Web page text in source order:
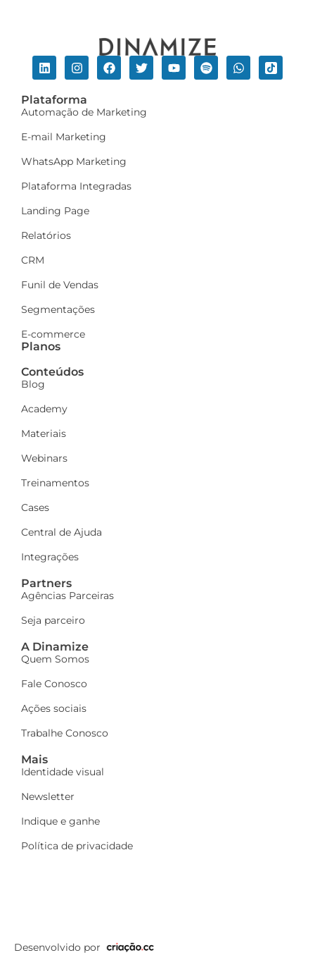
Plataforma
Automação de Marketing
E-mail Marketing
WhatsApp Marketing
Plataforma Integradas
Landing Page
Relatórios
CRM
Funil de Vendas
Segmentações
E-commerce
Planos
Conteúdos
Blog
Academy
Materiais
Webinars
Treinamentos
Cases
Central de Ajuda
Integrações
Partners
Agências Parceiras
Seja parceiro
A Dinamize
Quem Somos
Fale Conosco
Ações sociais
Trabalhe Conosco
Mais
Identidade visual
Newsletter
Indique e ganhe
Política de privacidade
Desenvolvido por